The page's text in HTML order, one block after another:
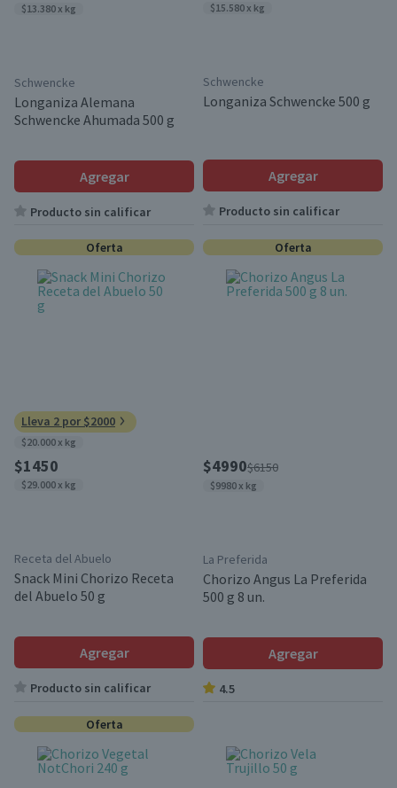
$13.380 x kg
Schwencke
Longaniza Alemana
Schwencke Ahumada 500 g
Agregar
Producto sin calificar
$15.580 x kg
Schwencke
Longaniza Schwencke 500 g
Agregar
Producto sin calificar
Oferta
Lleva 2 por $2000
$20.000 x kg
$1450
$29.000 x kg
Receta del Abuelo
Snack Mini Chorizo Receta
del Abuelo 50 g
Agregar
Producto sin calificar
Oferta
$4990$6150
$9980 x kg
La Preferida
Chorizo Angus La Preferida
500 g 8 un.
Agregar
4.5
Oferta